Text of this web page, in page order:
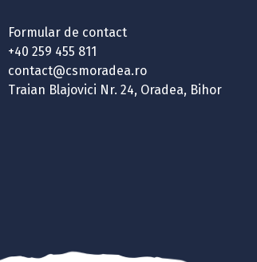
Formular de contact
+40 259 455 811
contact@csmoradea.ro
Traian Blajovici Nr. 24, Oradea, Bihor